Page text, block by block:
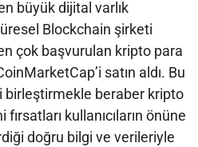
büyük dijital varlık
Blockchain şirketi
çok başvurulan kripto para
satın aldı. Bu
birleştirmekle beraber kripto
kullanıcıların önüne
doğru bilgi ve verileriyle